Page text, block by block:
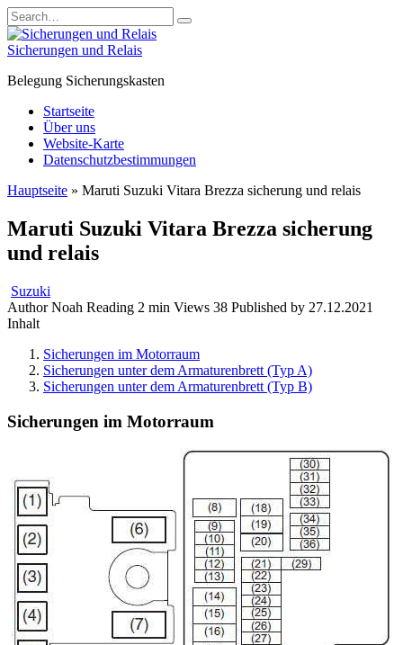
Skip
to
content
Search
for:
Sicherungen und Relais
Belegung Sicherungskasten
Startseite
Über uns
Website-Karte
Datenschutzbestimmungen
Hauptseite » Maruti Suzuki Vitara Brezza sicherung und relais
Maruti Suzuki Vitara Brezza sicherung
und relais
Suzuki
Author Noah Reading 2 min Views 38 Published by 27.12.2021
Inhalt
Sicherungen im Motorraum
Sicherungen unter dem Armaturenbrett (Typ A)
Sicherungen unter dem Armaturenbrett (Typ B)
Sicherungen im Motorraum